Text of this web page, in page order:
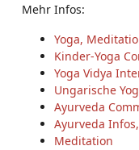
Mehr Infos:
Yoga,
Kinder-Yoga
Yoga Vidya
Ungarische
Ayurveda
Ayurveda
Meditation